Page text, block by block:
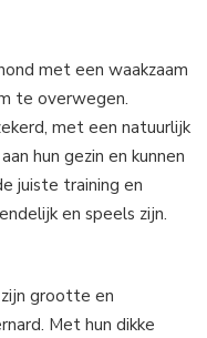
met een waakzaam
te overwegen.
met een natuurlijk
hun gezin en kunnen
juiste training en
en speels zijn.
grootte en
Met hun dikke